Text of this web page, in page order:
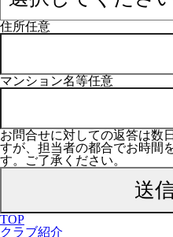
住所任意
マンション名等任意
お問合せに対しての返答は数
すが、担当者の都合でお時間
す。ご了承ください。
TOP
クラブ紹介